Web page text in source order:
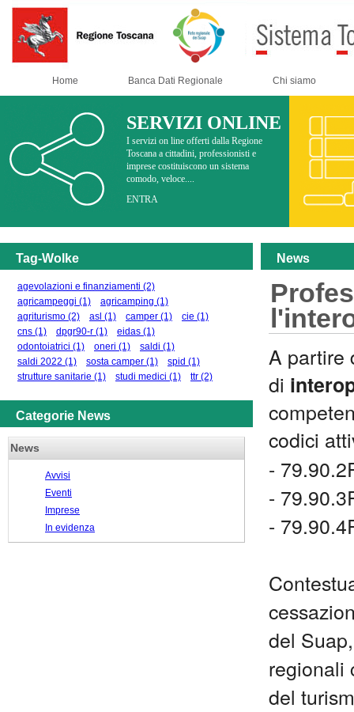
Home Banca Dati Regionale Chi siamo
SERVIZI ONLINE
I servizi on line offerti dalla Regione
Toscana a cittadini, professionisti e
imprese costituiscono un sistema
comodo, veloce....
ENTRA
Tag-Wolke
agevolazioni e finanziamenti (2)
agricampeggi (1) agricamping (1)
agriturismo (2) asl (1) camper (1) cie (1)
cns (1) dpgr90-r (1) eidas (1)
odontoiatrici (1) oneri (1) saldi (1)
saldi 2022 (1) sosta camper (1) spid (1)
strutture sanitarie (1) studi medici (1) ttr (2)
Categorie News
News
Avvisi
Eventi
Imprese
In evidenza
News
A
di
codici
-
-
-
del
regionali
del